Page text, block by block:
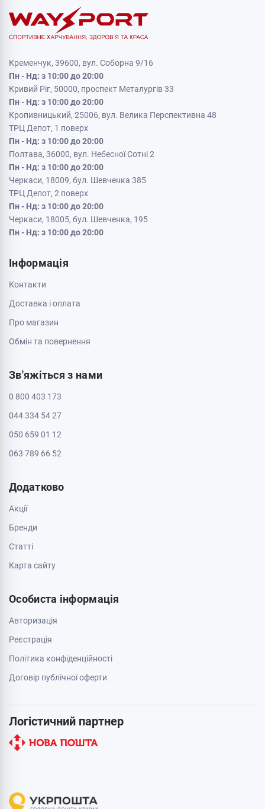
Кременчук, 39600, вул. Соборна 9/16
Пн - Нд: з 10:00 до 20:00
Кривий Ріг, 50000, проспект Металургів 33
Пн - Нд: з 10:00 до 20:00
Кропивницький, 25006, вул. Велика Перспективна 48
ТРЦ Депот, 1 поверх
Пн - Нд: з 10:00 до 20:00
Полтава, 36000, вул. Небесної Сотні 2
Пн - Нд: з 10:00 до 20:00
Черкаси, 18009, бул. Шевченка 385
ТРЦ Депот, 2 поверх
Пн - Нд: з 10:00 до 20:00
Черкаси, 18005, бул. Шевченка, 195
Пн - Нд: з 10:00 до 20:00
Інформація
Контакти
Доставка і оплата
Про магазин
Обмін та повернення
Зв'яжіться з нами
0 800 403 173
044 334 54 27
050 659 01 12
063 789 66 52
Додатково
Акції
Бренди
Cтатті
Карта сайту
Особиста інформація
Авторизація
Реєстрація
Політика конфіденційності
Договір публічної оферти
Логістичний партнер